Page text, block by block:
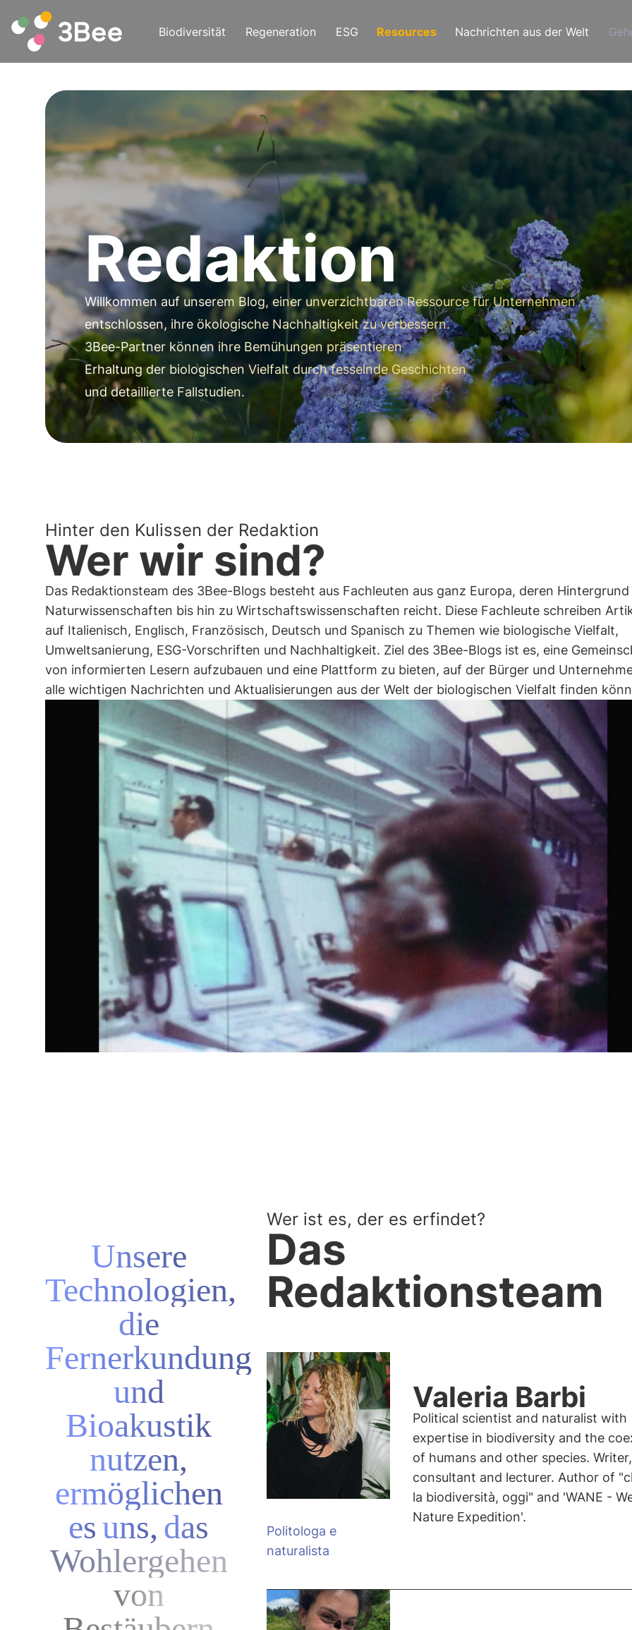
Biodiversität Regeneration ESG Resources Nachrichten aus der Welt
Redaktion
Willkommen auf unserem Blog, einer unverzichtbaren Ressource für Unternehmen
entschlossen, ihre ökologische Nachhaltigkeit zu verbessern.
3Bee-Partner können ihre Bemühungen präsentieren
Erhaltung der biologischen Vielfalt durch fesselnde Geschichten
und detaillierte Fallstudien.
Hinter den Kulissen der Redaktion
Wer wir sind?
Das Redaktionsteam des 3Bee-Blogs besteht aus Fachleuten aus ganz Europa, deren
Naturwissenschaften bis hin zu Wirtschaftswissenschaften reicht. Diese Fachleute schreiben
auf Italienisch, Englisch, Französisch, Deutsch und Spanisch zu Themen wie biologische Vielfalt,
Umweltsanierung, ESG-Vorschriften und Nachhaltigkeit. Ziel des 3Bee-Blogs ist es, eine
von informierten Lesern aufzubauen und eine Plattform zu bieten, auf der Bürger und
alle wichtigen Nachrichten und Aktualisierungen aus der Welt der biologischen Vielfalt finden
Unsere
Technologien,
die
Fernerkundung
und
Bioakustik
nutzen,
ermöglichen
esuns, das
Wohlergehen
von
Wer ist es, der es erfindet?
Das
Redaktionsteam
Valeria Barbi
Political scientist and naturalist with
expertise in biodiversity and the
of humans and other species. Writer,
consultant and lecturer. Author of
la biodiversità, oggi" and 'WANE -
Nature Expedition'.
Politologa e
naturalista